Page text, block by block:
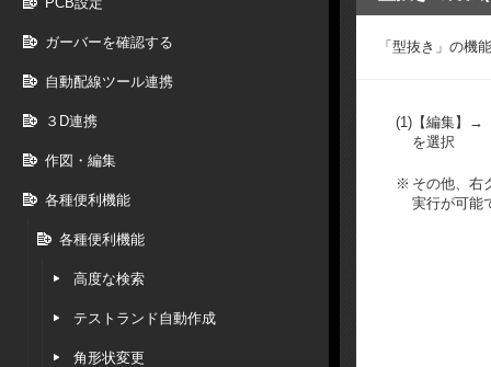
ガーバーを確認する
自動配線ツール連携
３D連携
作図・編集
各種便利機能
各種便利機能
高度な検索
テストランド自動作成
角形状変更
「型抜き」の機
(1) 【編集】→
を選択
※ その他、右
実行が可能